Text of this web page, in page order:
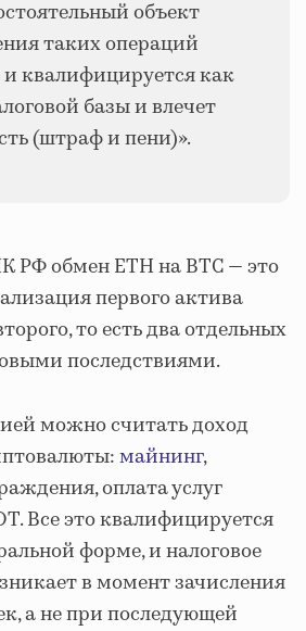
объект
таких операций
квалифицируется как
базы и влечет
(штраф и пени)».
РФ обмен ETH на BTC — это
первого актива
то есть два отдельных
последствиями.
можно считать доход
майнинг,
оплата услуг
Все это квалифицируется
форме, и налоговое
в момент зачисления
а не при последующей